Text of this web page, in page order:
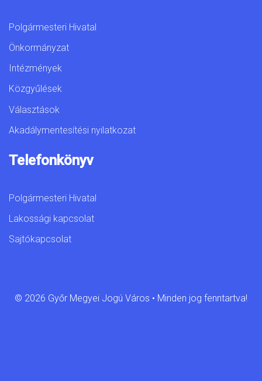
Polgármesteri Hivatal
Önkormányzat
Intézmények
Közgyűlések
Választások
Akadálymentesítési nyilatkozat
Telefonkönyv
Polgármesteri Hivatal
Lakossági kapcsolat
Sajtókapcsolat
© 2026 Győr Megyei Jogú Város • Minden jog fenntartva!